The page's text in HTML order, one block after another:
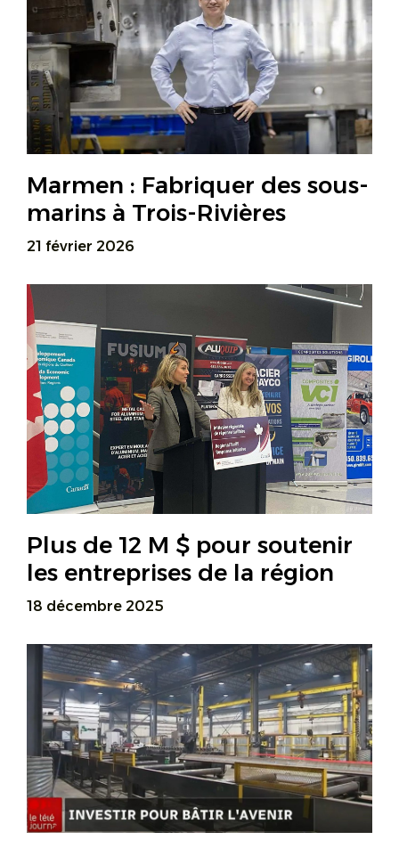
Marmen : Fabriquer des sous-
marins à Trois-Rivières
21 février 2026
Plus de 12 M $ pour soutenir
les entreprises de la région
18 décembre 2025